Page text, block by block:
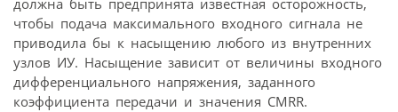
должна быть предпринята известная осторожность,
чтобы подача максимального входного сигнала не
приводила бы к насыщению любого из внутренних
узлов ИУ. Насыщение зависит от величины входного
дифференциального напряжения, заданного
коэффициента передачи и значения CMRR.